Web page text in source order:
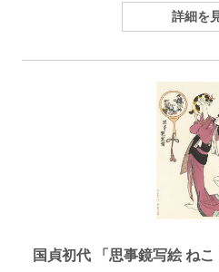
詳細を
国貞初代 「思事鏡写絵 ねこ